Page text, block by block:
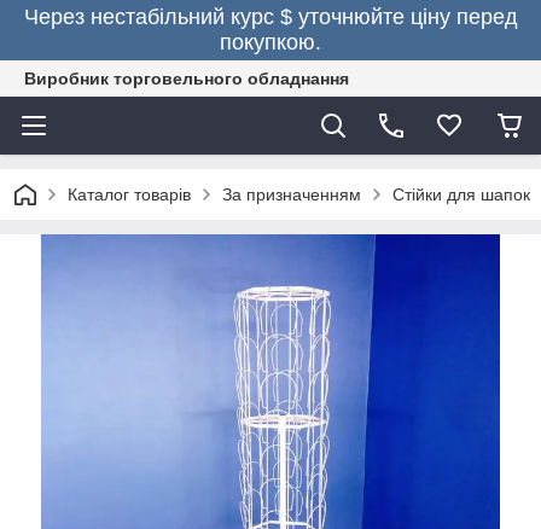
Через нестабільний курс $ уточнюйте ціну перед
покупкою.
Виробник торговельного обладнання
Каталог товарів За призначенням Стійки для шапок